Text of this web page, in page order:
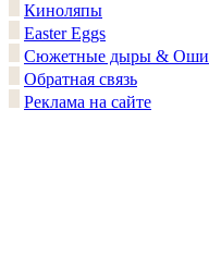
Киноляпы
Easter Eggs
Сюжетные дыры &
Обратная связь
Реклама на сайте